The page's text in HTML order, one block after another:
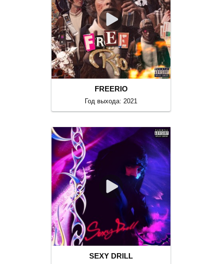
FREERIO
Год выхода: 2021
SEXY DRILL